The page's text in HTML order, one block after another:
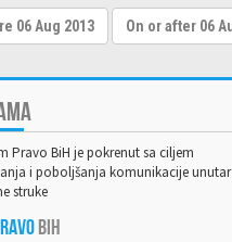
Pravo BiH je pokrenut sa ciljem
i poboljšanja komunikacije unutar
struke
BiH